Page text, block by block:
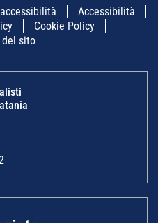
Accessibilità
Cookie Policy
del sito